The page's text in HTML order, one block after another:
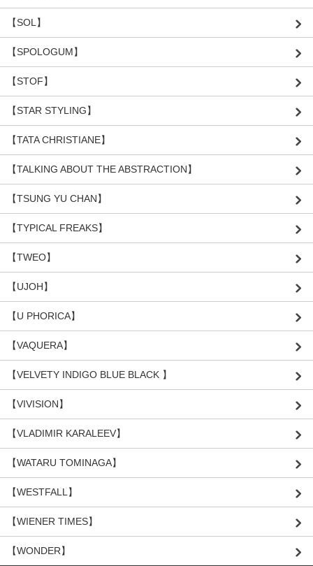
【SOL】
【SPOLOGUM】
【STOF】
【STAR STYLING】
【TATA CHRISTIANE】
【TALKING ABOUT THE ABSTRACTION】
【TSUNG YU CHAN】
【TYPICAL FREAKS】
【TWEO】
【UJOH】
【U PHORICA】
【VAQUERA】
【VELVETY INDIGO BLUE BLACK 】
【VIVISION】
【VLADIMIR KARALEEV】
【WATARU TOMINAGA】
【WESTFALL】
【WIENER TIMES】
【WONDER】